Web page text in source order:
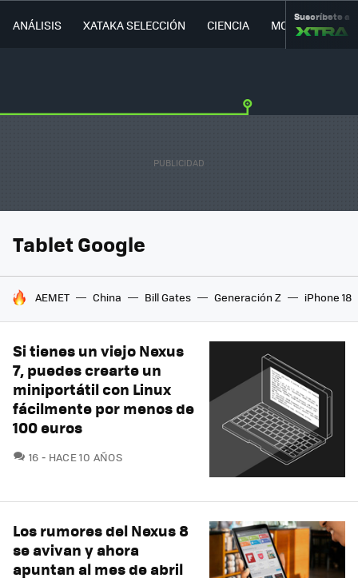
ANÁLISIS XATAKA SELECCIÓN CIENCIA MOVILIDAD
Suscríbete a
Tablet Google
HOY SE HABLA DE
AEMET China Bill Gates Generación Z iPhone 18
Si tienes un viejo Nexus
7, puedes crearte un
miniportátil con Linux
fácilmente por menos de
100 euros
16 COMENTARIOS
HACE 10 AÑOS
Los rumores del Nexus 8
se avivan y ahora
apuntan al mes de abril